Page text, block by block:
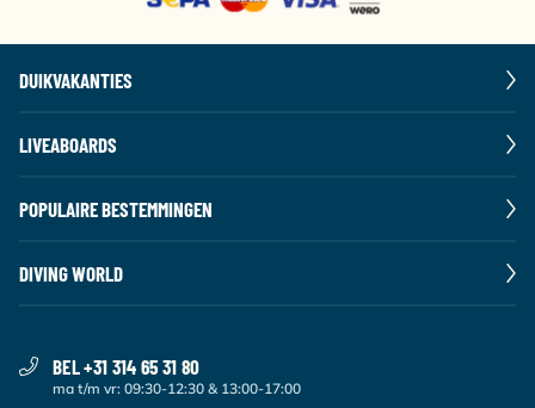
DUIKVAKANTIES
LIVEABOARDS
POPULAIRE BESTEMMINGEN
DIVING WORLD
BEL +31 314 65 31 80
ma t/m vr: 09:30-12:30 & 13:00-17:00